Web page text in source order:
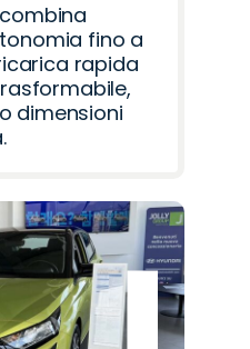
combina
fino a
rapida
dimensioni